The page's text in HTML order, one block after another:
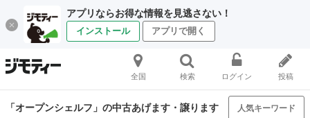
アプリならお得な情報を見逃さない！
インストール アプリで開く
全国 検索 ログイン 投稿
「オープンシェルフ」の中古あげます・譲ります 人気キーワード